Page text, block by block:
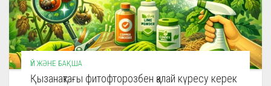
ҮЙ ЖӘНЕ БАҚША
Қызанақтағы фитофторозбен қалай күресу керек